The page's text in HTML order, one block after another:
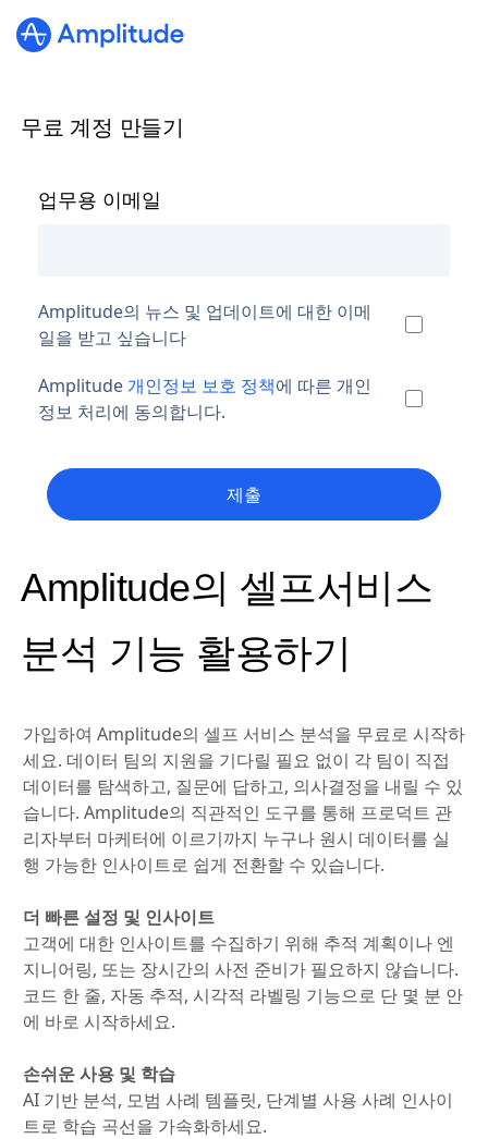
무료 계정 만들기
업무용 이메일
Amplitude의 뉴스 및 업데이트에 대한 이메
일을 받고 싶습니다
Amplitude 개인정보 보호 정책에 따른 개인
정보 처리에 동의합니다.
제출
Amplitude의 셀프서비스
분석 기능 활용하기
가입하여 Amplitude의 셀프 서비스 분석을 무료로 시작하
세요. 데이터 팀의 지원을 기다릴 필요 없이 각 팀이 직접
데이터를 탐색하고, 질문에 답하고, 의사결정을 내릴 수 있
습니다. Amplitude의 직관적인 도구를 통해 프로덕트 관
리자부터 마케터에 이르기까지 누구나 원시 데이터를 실
행 가능한 인사이트로 쉽게 전환할 수 있습니다.
더 빠른 설정 및 인사이트
고객에 대한 인사이트를 수집하기 위해 추적 계획이나 엔
지니어링, 또는 장시간의 사전 준비가 필요하지 않습니다.
코드 한 줄, 자동 추적, 시각적 라벨링 기능으로 단 몇 분 안
에 바로 시작하세요.
손쉬운 사용 및 학습
AI 기반 분석, 모범 사례 템플릿, 단계별 사용 사례 인사이
트로 학습 곡선을 가속화하세요.